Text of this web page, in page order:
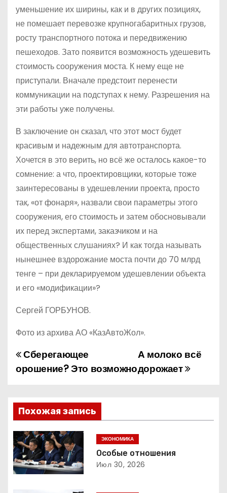
уменьшение их ширины, как и в других позициях,
не помешает перевозке крупногабаритных грузов,
росту транспортного потока и передвижению
пешеходов. Зато появится возможность удешевить
стоимость сооружения моста. К нему еще не
приступали. Вначале предстоит перенести
коммуникации на подступах к нему. Разрешения на
эти работы уже получены.
В заключение он сказал, что этот мост будет
красивым и надежным для автотранспорта.
Хочется в это верить, но всё же осталось какое-то
сомнение: а что, проектировщики, которые тоже
заинтересованы в удешевлении проекта, просто
так, «от фонаря», назвали свои параметры этого
сооружения, его стоимость и затем обосновывали
их перед экспертами, заказчиком и на
общественных слушаниях? И как тогда называть
нынешнее вздорожание моста почти до 70 млрд
тенге – при декларируемом удешевлении объекта
и его «модификации»?
Сергей ГОРБУНОВ.
Фото из архива АО «КазАвтоЖол».
Н
а
в
и
г
а
А молоко всё
дорожает
Сберегающее
орошение? Это возможно
Похожая запись
ЭКОНОМИКА
Особые отношения
Июл 30, 2026